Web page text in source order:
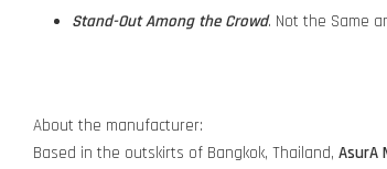
Stand-Out Among the Crowd. Not the Same
About the manufacturer:
Based in the outskirts of Bangkok, Thailand, AsurA